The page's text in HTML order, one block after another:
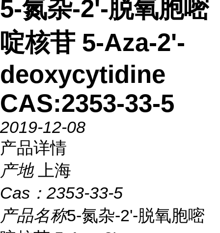
5-氮杂-2'-脱氧胞嘧
啶核苷 5-Aza-2'-
deoxycytidine
CAS:2353-33-5
2019-12-08
产品详情
产地
上海
Cas： 2353-33-5
产品名称5-氮杂-2'-脱氧胞嘧